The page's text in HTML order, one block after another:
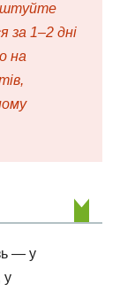
за 1–2 дні
на
— у
у